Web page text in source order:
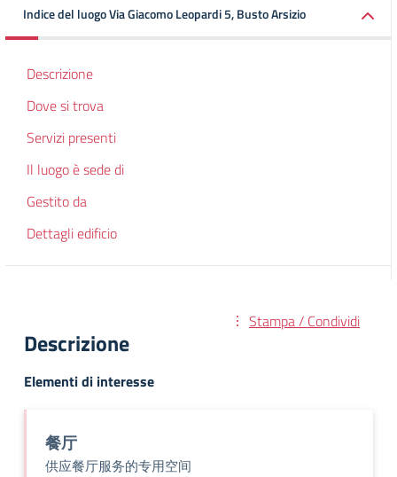
Indice del luogo Via Giacomo Leopardi 5, Busto Arsizio
Descrizione
Dove si trova
Servizi presenti
Il luogo è sede di
Gestito da
Dettagli edificio
Stampa / Condividi
Descrizione
Elementi di interesse
餐厅
供应餐厅服务的专用空间